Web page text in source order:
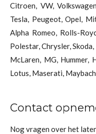
Citroen, VW,
Tesla, Peugeot, Opel,
Alpha Romeo, Rolls-
Polestar, Chrysler,
McLaren, MG, Hummer,
Lotus, Maserati,
Contact
Nog vragen over het